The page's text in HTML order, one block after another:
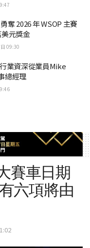
奪 2026 年 WSOP 主賽
元獎金
09:30
業資深從業員Mike
總經理
賽車日期
六項將由